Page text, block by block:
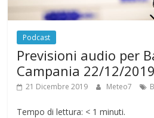
Podcast
Previsioni audio per
Campania 22/12/2019
21 Dicembre 2019 Meteo7
Tempo di lettura: < 1 minuti.